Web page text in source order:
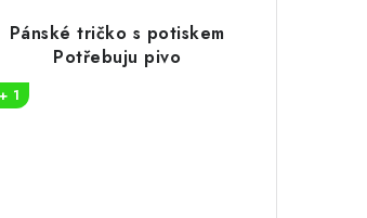
Pánské tričko s potiskem
Potřebuju pivo
1